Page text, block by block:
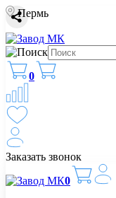
Пермь
0
Заказать звонок
0